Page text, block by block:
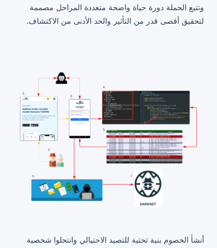
وتتبع الحملة دورة حياة واضحة متعددة المراحل مصممة
لتحقيق أقصى قدر من التأثير والحد الأدنى من الاكتشاف.
أنشأ الخصوم بنية تحتية للتصيد الاحتيالي وانتحلوا شخصية